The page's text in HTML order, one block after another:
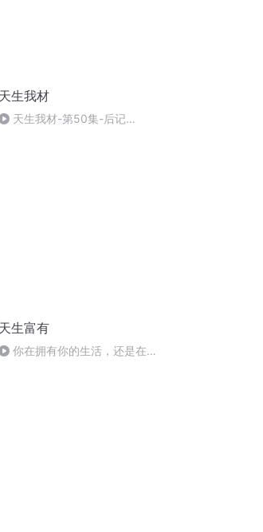
天生我材
天生我材-第50集-后记
天生富有
你在拥有你的生活，还是在租